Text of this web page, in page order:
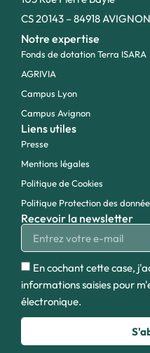
CS 20143 – 84918
Notre expertise
Fonds de dotation Terra ISARA
AGRIVIA
Campus Lyon
Campus Avignon
Liens utiles
Presse
Mentions légales
Politique de Cookies
Politique Protection des
Recevoir la newsletter
En cochant cette case,
informations saisies pour
électronique.